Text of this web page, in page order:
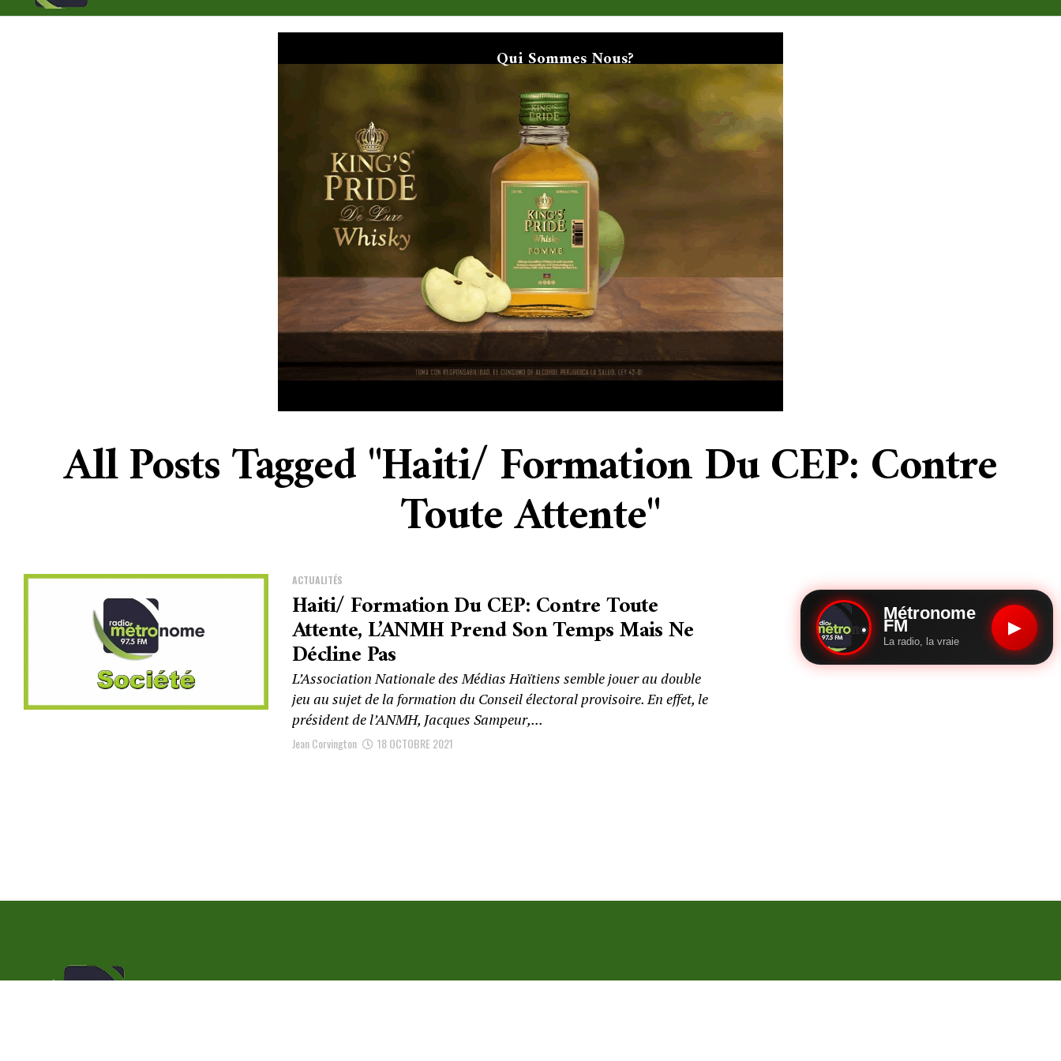
Qui Sommes Nous?
All Posts Tagged "Haiti/ Formation Du CEP: Contre
Toute Attente"
ACTUALITÉS
Haiti/ Formation Du CEP: Contre Toute
Attente, L’ANMH Prend Son Temps Mais Ne
Décline Pas
L’Association Nationale des Médias Haïtiens semble jouer au double
jeu au sujet de la formation du Conseil électoral provisoire. En effet, le
président de l’ANMH, Jacques Sampeur,...
Jean Corvington 18 OCTOBRE 2021
Métronome
FM
La radio, la vraie
▶